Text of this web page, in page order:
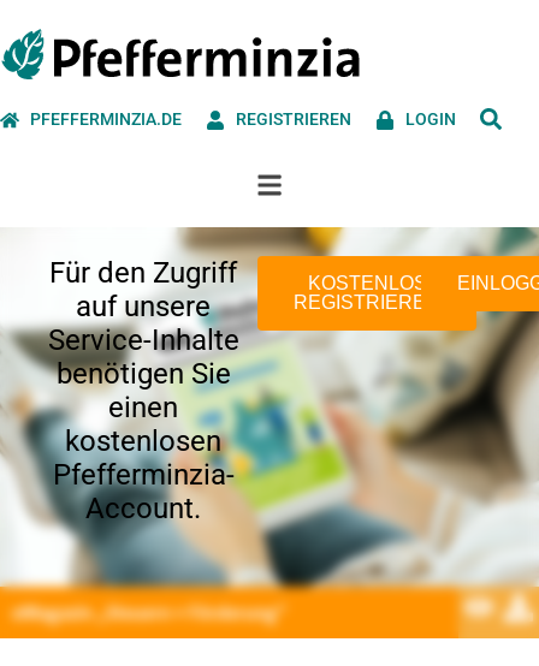
PFEFFERMINZIA.DE REGISTRIEREN LOGIN
eMagazin „Steuern + Förderung“
Für den Zugriff
auf unsere
Service-Inhalte
benötigen Sie
einen
kostenlosen
Pfefferminzia-
Account.
KOSTENLOS
REGISTRIEREN